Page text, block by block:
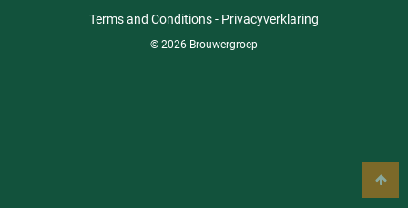
Terms and Conditions- Privacyverklaring
© 2026 Brouwergroep